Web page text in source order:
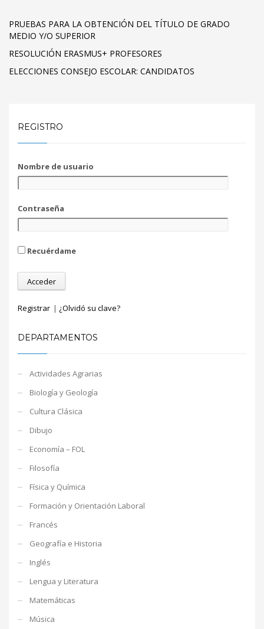
PRUEBAS PARA LA OBTENCIÓN DEL TÍTULO DE GRADO
MEDIO Y/O SUPERIOR
RESOLUCIÓN ERASMUS+ PROFESORES
ELECCIONES CONSEJO ESCOLAR: CANDIDATOS
REGISTRO
Nombre de usuario
Contraseña
Recuérdame
Registrar | ¿Olvidó su clave?
DEPARTAMENTOS
Actividades Agrarias
Biología y Geología
Cultura Clásica
Dibujo
Economía – FOL
Filosofía
Física y Química
Formación y Orientación Laboral
Francés
Geografía e Historia
Inglés
Lengua y Literatura
Matemáticas
Música